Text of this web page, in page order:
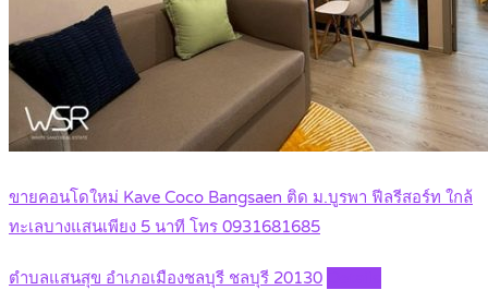
ขายคอนโดใหม่ Kave Coco Bangsaen ติด ม.บูรพา ฟีลรีสอร์ท ใกล้
ทะเลบางแสนเพียง 5 นาที โทร 0931681685
ตำบลแสนสุข อำเภอเมืองชลบุรี ชลบุรี 20130